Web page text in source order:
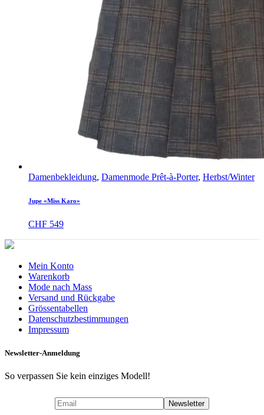
Damenbekleidung, Damenmode Prêt-à-Porter, Herbst/Winter
Jupe «Miss Karo»
CHF 549
Mein Konto
Warenkorb
Mode nach Mass
Versand und Rückgabe
Grössentabellen
Datenschutzbestimmungen
Impressum
Newsletter-Anmeldung
So verpassen Sie kein einziges Modell!